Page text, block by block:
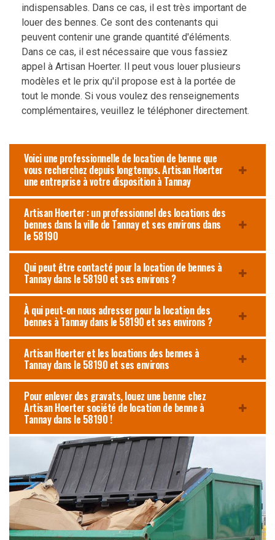
indispensables. Dans ce cas, il est très important de
louer des bennes. Ce sont des contenants qui
peuvent contenir une grande quantité d'éléments.
Dans ce cas, il est nécessaire que vous fassiez
appel à Artisan Hoerter. Il peut vous louer plusieurs
modèles et le prix qu'il propose est à la portée de
tout le monde. Si vous voulez des renseignements
complémentaires, veuillez le téléphoner directement.
Voici une professionnelle de location de benne que
vous recherchez depuis longtemps. Artisan Hoerter
une entreprise à votre disposition à Tannay
Artisan Hoerter : un professionnel des locations des
bennes dans la ville de Tannay et ses environs dans
le 58190
Qui peut être contacté pour la location de bennes à
Tannay dans le 58190 et ses environs ?
À qui peut-on nous adresser pour la location des
bennes à Tannay dans le 58190 et ses environs ?
Artisan Hoerter et les locations des bennes à
Tannay dans le 58190 et ses environs
Pour enlever des gravats, louez une benne chez
Artisan Hoerter société de location de benne à
Tannay dans le 58190 !